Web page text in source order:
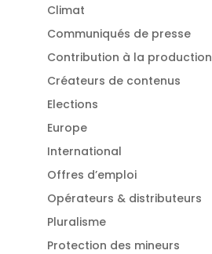
Climat
Communiqués de presse
Contribution à la production
Créateurs de contenus
Elections
Europe
International
Offres d’emploi
Opérateurs & distributeurs
Pluralisme
Protection des mineurs